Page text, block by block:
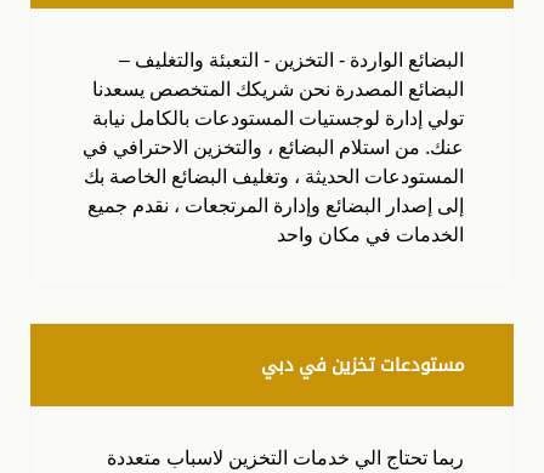
البضائع الواردة - التخزين - التعبئة والتغليف –
البضائع المصدرة نحن شريكك المتخصص يسعدنا
تولي إدارة لوجستيات المستودعات بالكامل نيابة
عنك. من استلام البضائع ، والتخزين الاحترافي في
المستودعات الحديثة ، وتغليف البضائع الخاصة بك
إلى إصدار البضائع وإدارة المرتجعات ، نقدم جميع
الخدمات في مكان واحد
مستودعات تخزين في دبي
ربما تحتاج الي خدمات التخزين لاسباب متعددة